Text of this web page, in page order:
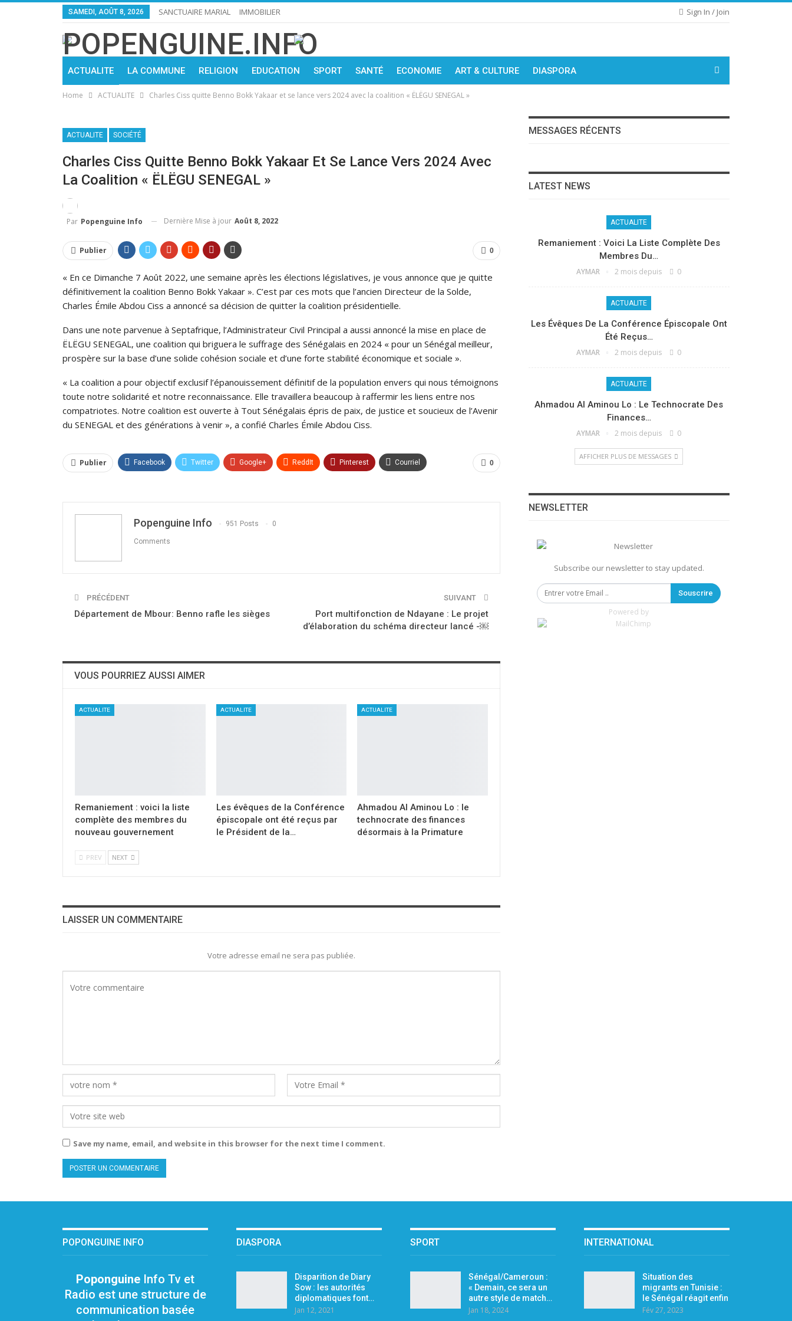
Sign In / Join
SAMEDI, AOÛT 8, 2026 SANCTUAIRE MARIAL IMMOBILIER
ACTUALITE LA COMMUNE RELIGION EDUCATION SPORT SANTÉ ECONOMIE ART & CULTURE DIASPORA
Home ACTUALITE Charles Ciss quitte Benno Bokk Yakaar et se lance vers 2024 avec la coalition « ËLËGU SENEGAL »
ACTUALITE SOCIÉTÉ
Charles Ciss Quitte Benno Bokk Yakaar Et Se Lance Vers 2024 Avec
La Coalition « ËLËGU SENEGAL »
Par Popenguine Info Dernière Mise à jour Août 8, 2022
0
Publier
« En ce Dimanche 7 Août 2022, une semaine après les élections législatives, je vous annonce que je quitte
définitivement la coalition Benno Bokk Yakaar ». C’est par ces mots que l’ancien Directeur de la Solde,
Charles Émile Abdou Ciss a annoncé sa décision de quitter la coalition présidentielle.
Dans une note parvenue à Septafrique, l’Administrateur Civil Principal a aussi annoncé la mise en place de
ËLËGU SENEGAL, une coalition qui briguera le suffrage des Sénégalais en 2024 « pour un Sénégal meilleur,
prospère sur la base d’une solide cohésion sociale et d’une forte stabilité économique et sociale ».
« La coalition a pour objectif exclusif l’épanouissement définitif de la population envers qui nous témoignons
toute notre solidarité et notre reconnaissance. Elle travaillera beaucoup à raffermir les liens entre nos
compatriotes. Notre coalition est ouverte à Tout Sénégalais épris de paix, de justice et soucieux de l’Avenir
du SENEGAL et des générations à venir », a confié Charles Émile Abdou Ciss.
0
Publier Facebook Twitter Google+ ReddIt Pinterest Courriel
Popenguine Info 951 Posts 0
Comments
PRÉCÉDENT
Département de Mbour: Benno rafle les sièges
SUIVANT
Port multifonction de Ndayane : Le projet
d’élaboration du schéma directeur lancé -￼
VOUS POURRIEZ AUSSI AIMER
ACTUALITE
Remaniement : voici la liste
complète des membres du
nouveau gouvernement
ACTUALITE
Les évêques de la Conférence
épiscopale ont été reçus par
le Président de la…
ACTUALITE
Ahmadou Al Aminou Lo : le
technocrate des finances
désormais à la Primature
PREV NEXT
LAISSER UN COMMENTAIRE
Votre adresse email ne sera pas publiée.
Save my name, email, and website in this browser for the next time I comment.
MESSAGES RÉCENTS
LATEST NEWS
ACTUALITE
Remaniement : Voici La Liste Complète Des
Membres Du…
AYMAR 2 mois depuis 0
ACTUALITE
Les Évêques De La Conférence Épiscopale Ont
Été Reçus…
AYMAR 2 mois depuis 0
ACTUALITE
Ahmadou Al Aminou Lo : Le Technocrate Des
Finances…
AYMAR 2 mois depuis 0
AFFICHER PLUS DE MESSAGES
NEWSLETTER
Subscribe our newsletter to stay updated.
Souscrire
Powered by
POPONGUINE INFO
Poponguine Info Tv et
Radio est une structure de
communication basée
DIASPORA
Disparition de Diary
Sow : les autorités
diplomatiques font…
Jan 12, 2021
SPORT
Sénégal/Cameroun :
« Demain, ce sera un
autre style de match…
Jan 18, 2024
INTERNATIONAL
Situation des
migrants en Tunisie :
le Sénégal réagit enfin
Fév 27, 2023